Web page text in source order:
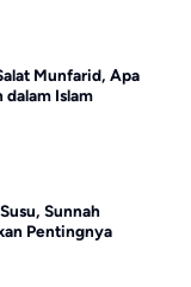
Munfarid, Apa
dalam Islam
Sunnah
Pentingnya